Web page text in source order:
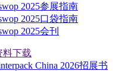
2025参展指南
2025口袋指南
2025会刊
料下载
China 2026招展书